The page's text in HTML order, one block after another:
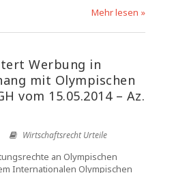
Mehr lesen »
Werbung in
mit Olympischen
vom 15.05.2014 – Az.
Wirtschaftsrecht Urteile
an Olympischen
Internationalen Olympischen